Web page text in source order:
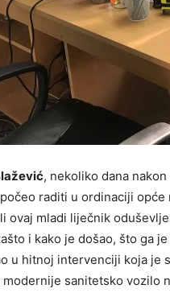
, nekoliko dana
raditi u ordinaciji
ovaj mladi liječnik
i kako je došao, što ga
u hitnoj intervenciji koja je
modernije sanitetsko vozilo